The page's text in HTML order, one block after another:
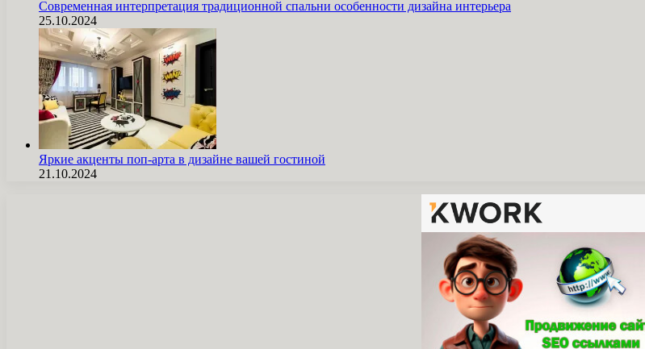
Современная интерпретация традиционной спальни особенности дизайна интерьера
25.10.2024
Яркие акценты поп-арта в дизайне вашей гостиной
21.10.2024